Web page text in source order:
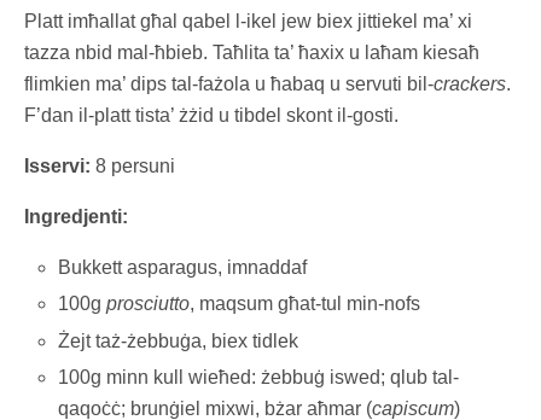
Platt imħallat għal qabel l-ikel jew biex jittiekel ma’ xi
tazza nbid mal-ħbieb. Taħlita ta’ ħaxix u laħam kiesaħ
flimkien ma’ dips tal-fażola u ħabaq u servuti bil-crackers.
F’dan il-platt tista’ żżid u tibdel skont il-gosti.
Isservi: 8 persuni
Ingredjenti:
Bukkett asparagus, imnaddaf
100gprosciutto, maqsum għat-tul min-nofs
Żejt taż-żebbuġa, biex tidlek
100g minn kull wieħed: żebbuġ iswed; qlub tal-
qaqoċċ; brunġiel mixwi, bżar aħmar (capiscum)